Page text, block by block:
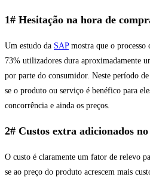
1# Hesitação na hora de
Um estudo da SAPmostra que o processo
73% utilizadores dura aproximadamente
por parte do consumidor. Neste período
se o produto ou serviço é benéfico para
concorrência e ainda os preços.
2# Custos extra adicionados
O custo é claramente um fator de relevo
se ao preço do produto acrescem mais